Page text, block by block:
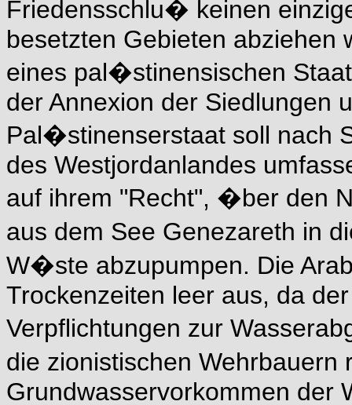
Friedensschlu� keinen
besetzten Gebieten abziehen
eines pal�stinensischen
der Annexion der Siedlungen
Pal�stinenserstaat soll nach
des Westjordanlandes
auf ihrem "Recht", �ber den
aus dem See Genezareth in
W�ste abzupumpen. Die
Trockenzeiten leer aus, da
Verpflichtungen zur
die zionistischen
Grundwasservorkommen der